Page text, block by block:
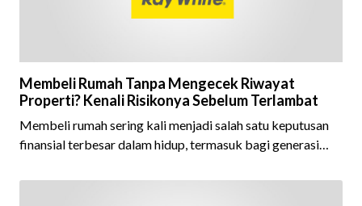
Membeli Rumah Tanpa Mengecek Riwayat
Properti? Kenali Risikonya Sebelum Terlambat
Membeli rumah sering kali menjadi salah satu keputusan
finansial terbesar dalam hidup, termasuk bagi generasi
kepemilikan hunian maupun investasi properti. Namun